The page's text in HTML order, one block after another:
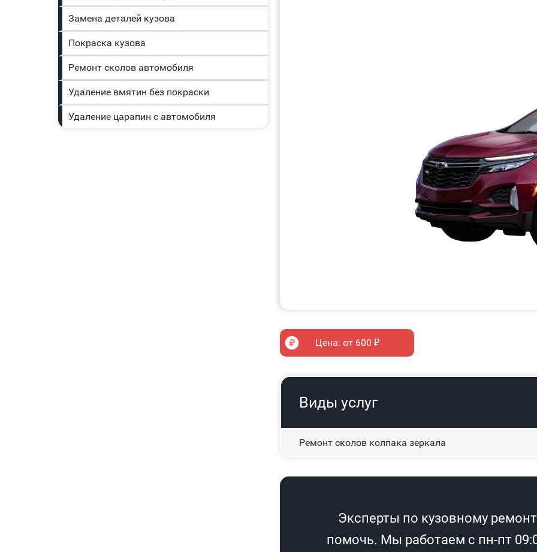
Цена: от 600 ₽
Виды услуг
Ремонт сколов колпака зеркала
Эксперты по кузовному
помочь. Мы работаем с пн-пт
Замена деталей кузова
Покраска кузова
Ремонт сколов автомобиля
Удаление вмятин без покраски
Удаление царапин с автомобиля